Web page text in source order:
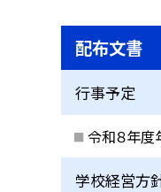
配布文書
行事予定
令和８年
学校経営方